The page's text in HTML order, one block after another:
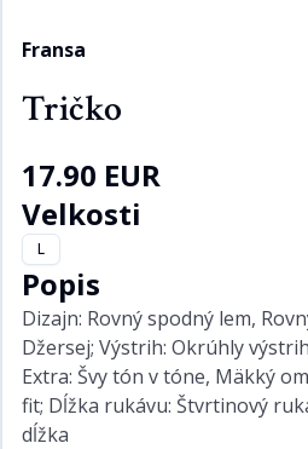
Fransa
Tričko
17.90 EUR
Velkosti
L
Popis
Dizajn: Rovný spodný lem,
Džersej; Výstrih: Okrúhly
Extra: Švy tón v tóne, Mäkký
fit; Dĺžka rukávu: Štvrtinový
dĺžka